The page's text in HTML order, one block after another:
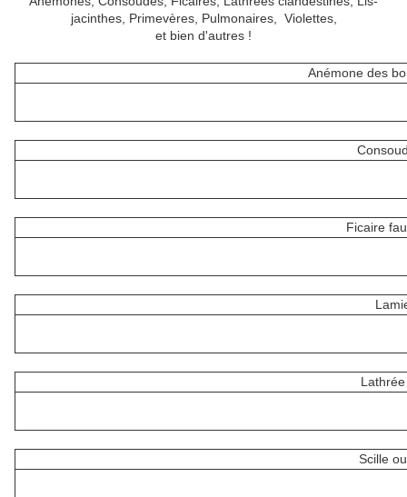
jacinthes, Primevères, Pulmonaires, Violettes,
et bien d'autres !
Anémone des
Ficaire
Scille